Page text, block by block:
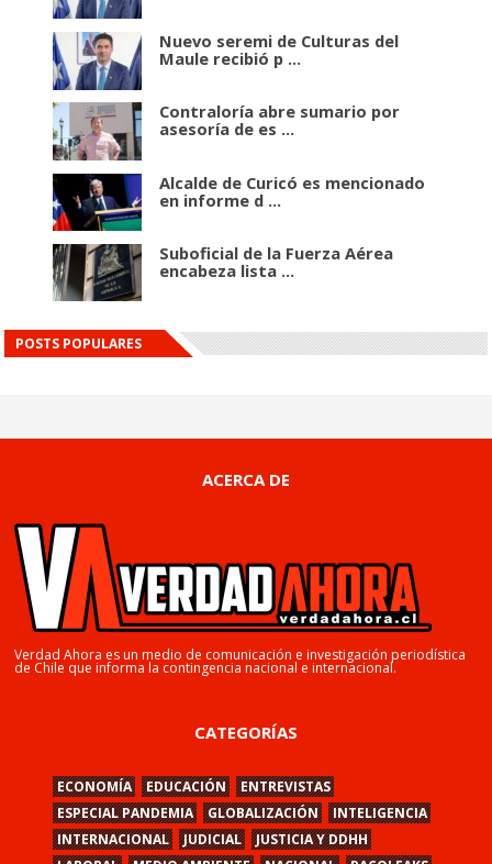
Nuevo seremi de Culturas del
Maule recibió p ...
Contraloría abre sumario por
asesoría de es ...
Alcalde de Curicó es mencionado
en informe d ...
Suboficial de la Fuerza Aérea
encabeza lista ...
POSTS POPULARES
ACERCA DE
Verdad Ahora es un medio de comunicación e investigación periodística
de Chile que informa la contingencia nacional e internacional.
CATEGORÍAS
ECONOMÍA EDUCACIÓN
ENTREVISTAS
ESPECIAL PANDEMIA
GLOBALIZACIÓN
INTELIGENCIA
INTERNACIONAL
JUDICIAL
JUSTICIA Y DDHH